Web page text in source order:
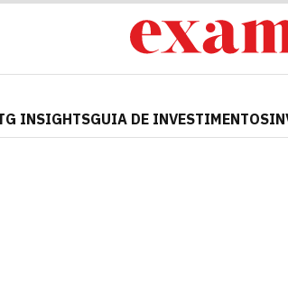
INSIGHTSGUIA DE INVESTIMENTOS